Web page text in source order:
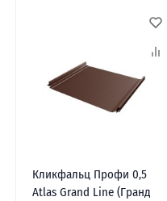
Кликфальц Профи 0,5
Atlas Grand Line (Гранд